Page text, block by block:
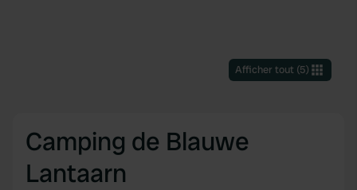
Afficher tout(5)
Camping de Blauwe
Lantaarn